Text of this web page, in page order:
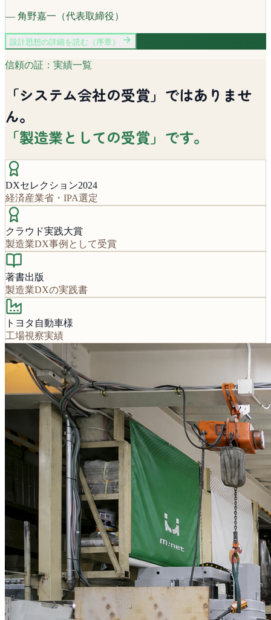
— 角野嘉一（代表取締役）
設計思想の詳細を読む（序章）
信頼の証：実績一覧
「システム会社の受賞」ではありませ
ん。
「製造業としての受賞」です。
DXセレクション2024
経済産業省・IPA選定
クラウド実践大賞
製造業DX事例として受賞
著書出版
製造業DXの実践書
トヨタ自動車様
工場視察実績